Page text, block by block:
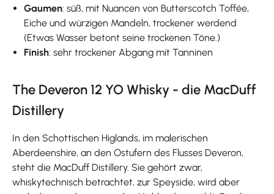
Gaumen: süß, mit Nuancen von Butterscotch Toffée,
Eiche und würzigen Mandeln, trockener werdend
(Etwas Wasser betont seine trockenen Töne.)
Finish: sehr trockener Abgang mit Tanninen
The Deveron 12 YO Whisky - die MacDuff
Distillery
In den Schottischen Higlands, im malerischen
Aberdeenshire, an den Ostufern des Flusses Deveron,
steht die MacDuff Distillery. Sie gehört zwar,
whiskytechnisch betrachtet, zur Speyside, wird aber